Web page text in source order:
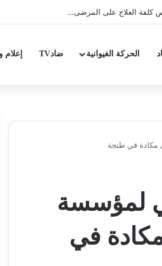
الحركة الغيوانية ضادTV إعلام
مكادة في طنجة
لمؤسسة
في